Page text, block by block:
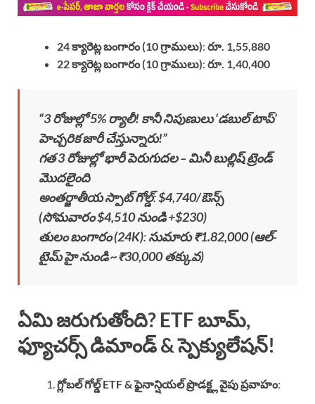
24 క్యారెట్ల బంగారం (10 గ్రాములు): రూ. 1,55,880
22 క్యారెట్ల బంగారం (10 గ్రాములు): రూ. 1,40,400
“3 రోజుల్లో 5% ర్యాలీ! కానీ నిపుణులు ‘డబుల్ టాప్’
హెచ్చరిక జారీ చేస్తున్నారు!”
గత 3 రోజుల్లో భారీ పెరుగుదల – మినీ బుల్లిష్ ట్రెండ్
మొదలైంది
అంతర్జాతీయ స్పాట్ గోల్డ్:$4,740/ఔన్స్
(సోమవారం $4,510 నుండి +$230)
తులం బంగారం (24K):సుమారు ₹1.82,000 (ఆల్-
టైమ్ హై నుండి ~₹30,000 తక్కువ)
ఏమి జరుగుతోంది? ETF బూమ్,
ఫ్యూచర్స్ డిమాండ్ & స్పెక్యులేషన్!
గ్లోబల్ గోల్డ్ ETF & ఫైనాన్షియల్ ప్రొడక్ట్ల వైపు ప్రవాహం: